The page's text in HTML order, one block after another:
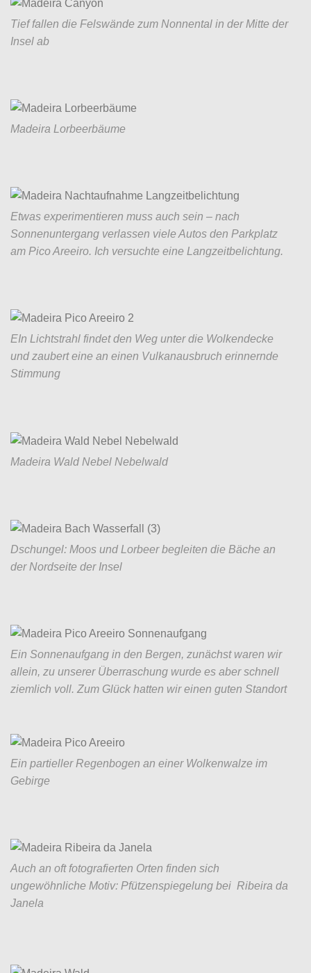
Tief fallen die Felswände zum Nonnental in der Mitte der
Insel ab
Madeira Lorbeerbäume
Etwas experimentieren muss auch sein – nach
Sonnenuntergang verlassen viele Autos den Parkplatz
am Pico Areeiro. Ich versuchte eine Langzeitbelichtung.
EIn Lichtstrahl findet den Weg unter die Wolkendecke
und zaubert eine an einen Vulkanausbruch erinnernde
Stimmung
Madeira Wald Nebel Nebelwald
Dschungel: Moos und Lorbeer begleiten die Bäche an
der Nordseite der Insel
Ein Sonnenaufgang in den Bergen, zunächst waren wir
allein, zu unserer Überraschung wurde es aber schnell
ziemlich voll. Zum Glück hatten wir einen guten Standort
Ein partieller Regenbogen an einer Wolkenwalze im
Gebirge
Auch an oft fotografierten Orten finden sich
ungewöhnliche Motiv: Pfützenspiegelung bei Ribeira da
Janela